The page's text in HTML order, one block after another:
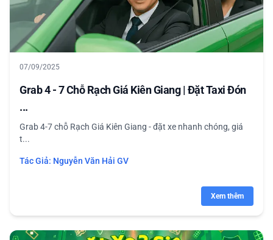
07/09/2025
Grab 4 - 7 Chỗ Rạch Giá Kiên Giang | Đặt Taxi Đón
...
Grab 4-7 chỗ Rạch Giá Kiên Giang - đặt xe nhanh chóng, giá
t...
Tác Giả: Nguyễn Văn Hải GV
Xem thêm